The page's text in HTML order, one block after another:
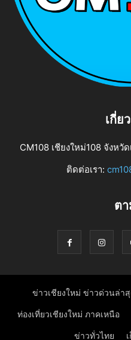
เกี่ย
CM108 เชียงใหม่108 จังหวั
ติดต่อเรา:
ตา
ข่าวเชียงใหม่ ข่าวด่วนล่า
ท่องเที่ยวเชียงใหม่ ภาคเหนือ
ข่าวทั่วไทย